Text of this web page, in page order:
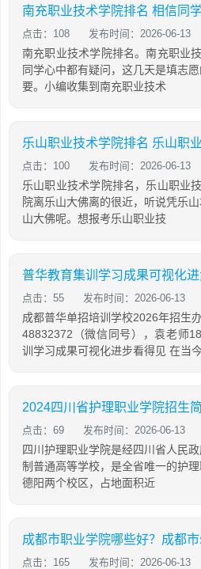
南充职业技术学院排名 相信同
点击：108 发布时间：2026-06-13
南充职业技术学院排名。南充职业
同学心中都有疑问，这几天是填志
要。小编收集到南充职业技术
乐山职业技术学院排名 乐山职
点击：100 发布时间：2026-06-13
乐山职业技术学院排名，乐山职业
院离乐山大佛离的很近，听说凭乐
山大佛呢。想报考乐山职业技
普华教育集训学习成果可视化
点击：55 发布时间：2026-06-13
成都普华单招培训学校2026年招生
48832372（微信同号），袁老师
训学习成果可视化进步看得见 在当
2024四川省护理职业学院招生
点击：69 发布时间：2026-06-13
四川护理职业学院是经四川省人民
制普通高等学校，是全省唯一的护理
德阳两个校区，占地面积近
成都市职业学院哪些好？成都
点击：165 发布时间：2026-06-13